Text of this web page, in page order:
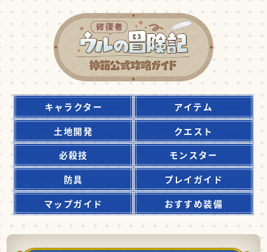
キャラクター
アイテム
土地開発
クエスト
必殺技
モンスター
防具
プレイガイド
マップガイド
おすすめ装備